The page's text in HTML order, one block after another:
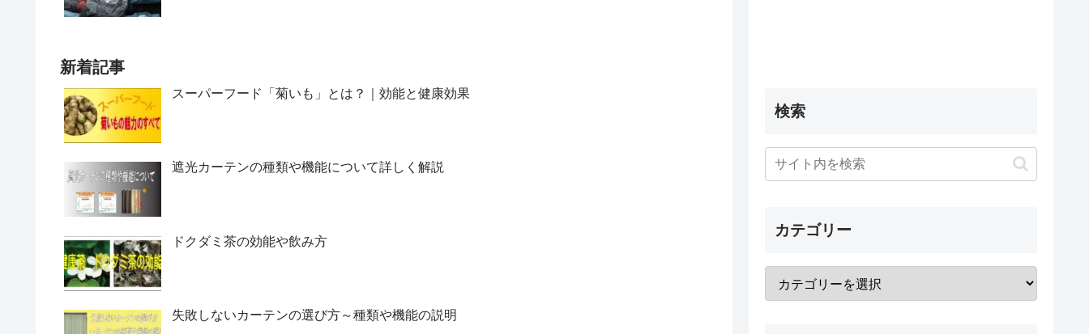
新着記事
スーパーフード「菊いも」とは？｜効能と健康効果
遮光カーテンの種類や機能について詳しく解説
ドクダミ茶の効能や飲み方
失敗しないカーテンの選び方～種類や機能の説明
検索
カテゴリー